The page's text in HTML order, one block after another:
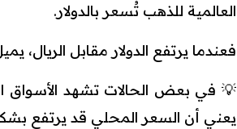
العالمية للذهب تُسعر بالدولار.
فعندما يرتفع الدولار مقابل
💡 في بعض الحالات تشهد الأسواق
يعني أن السعر المحلي قد يرتفع